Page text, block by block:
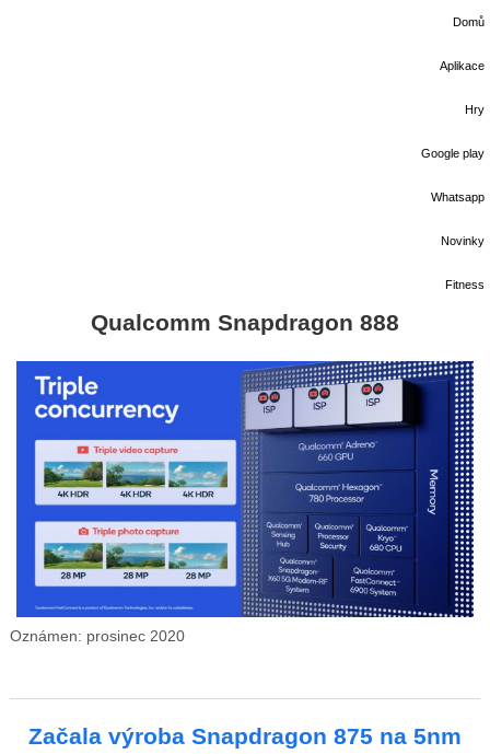
Domů
Aplikace
Hry
Google play
Whatsapp
Novinky
Fitness
Qualcomm Snapdragon 888
Oznámen: prosinec 2020
Začala výroba Snapdragon 875 na 5nm